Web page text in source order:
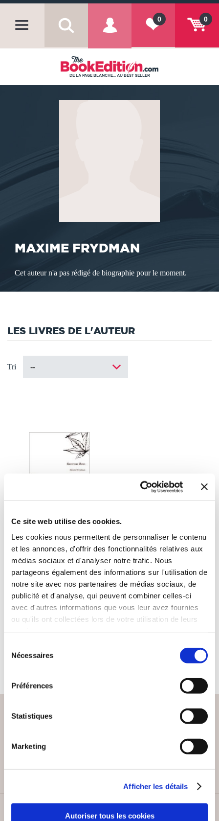
Ce site web utilise des cookies.
Les cookies nous permettent de personnaliser le contenu
et les annonces, d'offrir des fonctionnalités relatives aux
médias sociaux et d'analyser notre trafic. Nous
partageons également des informations sur l'utilisation de
notre site avec nos partenaires de médias sociaux, de
publicité et d'analyse, qui peuvent combiner celles-ci
avec d'autres informations que vous leur avez fournies
ou qu'ils ont collectées lors de votre utilisation de leurs
Nécessaires
Préférences
Statistiques
Marketing
Afficher les détails
Autoriser tous les cookies
0
0
DE LA PAGE BLANCHE... AU BEST SELLER
MAXIME FRYDMAN
Cet auteur n'a pas rédigé de biographie pour le moment.
LES LIVRES DE L'AUTEUR
Tri
(0 avis)
Maxime Frydman
ELECTRONS LIBRES
SERVICE CLIENT